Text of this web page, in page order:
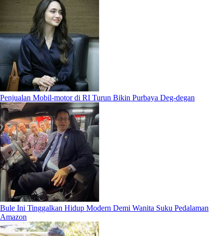
Penjualan Mobil-motor di RI Turun Bikin Purbaya Deg-degan
Bule Ini Tinggalkan Hidup Modern Demi Wanita Suku Pedalaman
Amazon